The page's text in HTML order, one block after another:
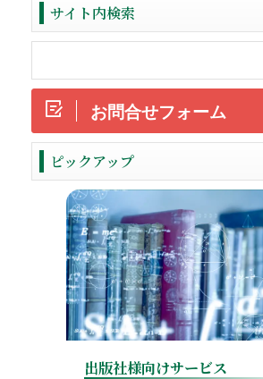
サイト内検索
お問合せフォーム
ピックアップ
ReadMore
出版社様向けサービス